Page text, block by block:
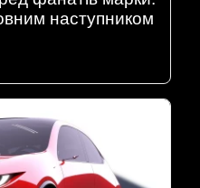
наступником